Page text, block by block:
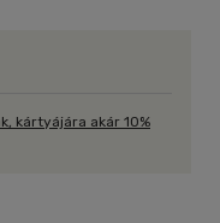
a nagy terek
kártyájára akár 10%